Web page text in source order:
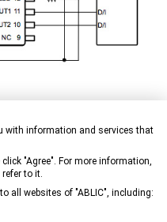
，带有故障监测自诊断功
with information and services that
"Agree". For more information,
refer to it.
all websites of "ABLIC", including: